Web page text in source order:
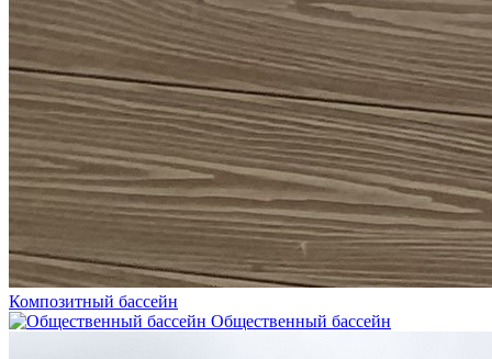
Композитный бассейн
Общественный бассейн